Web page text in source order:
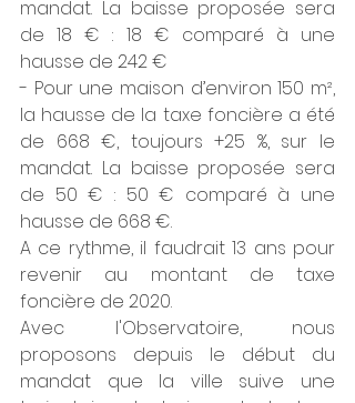
mandat. La baisse proposée sera
de 18 € : 18 € comparé à une
hausse de 242 €
- Pour une maison d’environ 150 m²,
la hausse de la taxe foncière a été
de 668 €, toujours +25 %, sur le
mandat. La baisse proposée sera
de 50 € : 50 € comparé à une
hausse de 668 €.
A ce rythme, il faudrait 13 ans pour
revenir au montant de taxe
foncière de 2020.
Avec l'Observatoire, nous
proposons depuis le début du
mandat que la ville suive une